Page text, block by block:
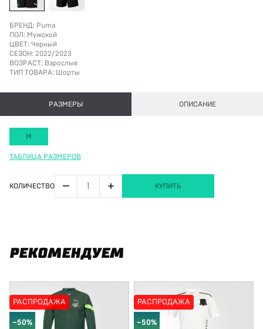
БРЕНД: Puma
ПОЛ: Мужской
ЦВЕТ: Черный
СЕЗОН: 2022/2023
ВОЗРАСТ: Взрослые
ТИП ТОВАРА: Шорты
РАЗМЕРЫ ОПИСАНИЕ
M
ТАБЛИЦА РАЗМЕРОВ
КОЛИЧЕСТВО − + КУПИТЬ
РЕКОМЕНДУЕМ
РАСПРОДАЖА
−50%
РАСПРОДАЖА
−50%